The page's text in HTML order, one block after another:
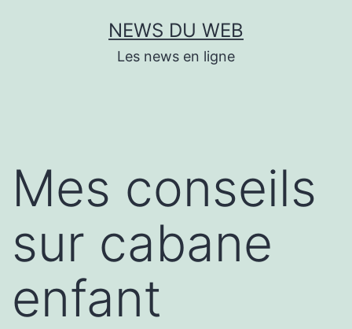
NEWS DU WEB
Les news en ligne
Mes conseils
sur cabane
enfant